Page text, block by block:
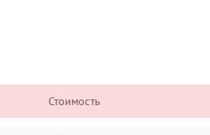
Стоимость